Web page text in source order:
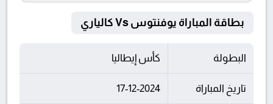
بطاقة المباراة يوفنتوس Vs كالياري
البطولة كأس إيطاليا
تاريخ المباراة 17-12-2024